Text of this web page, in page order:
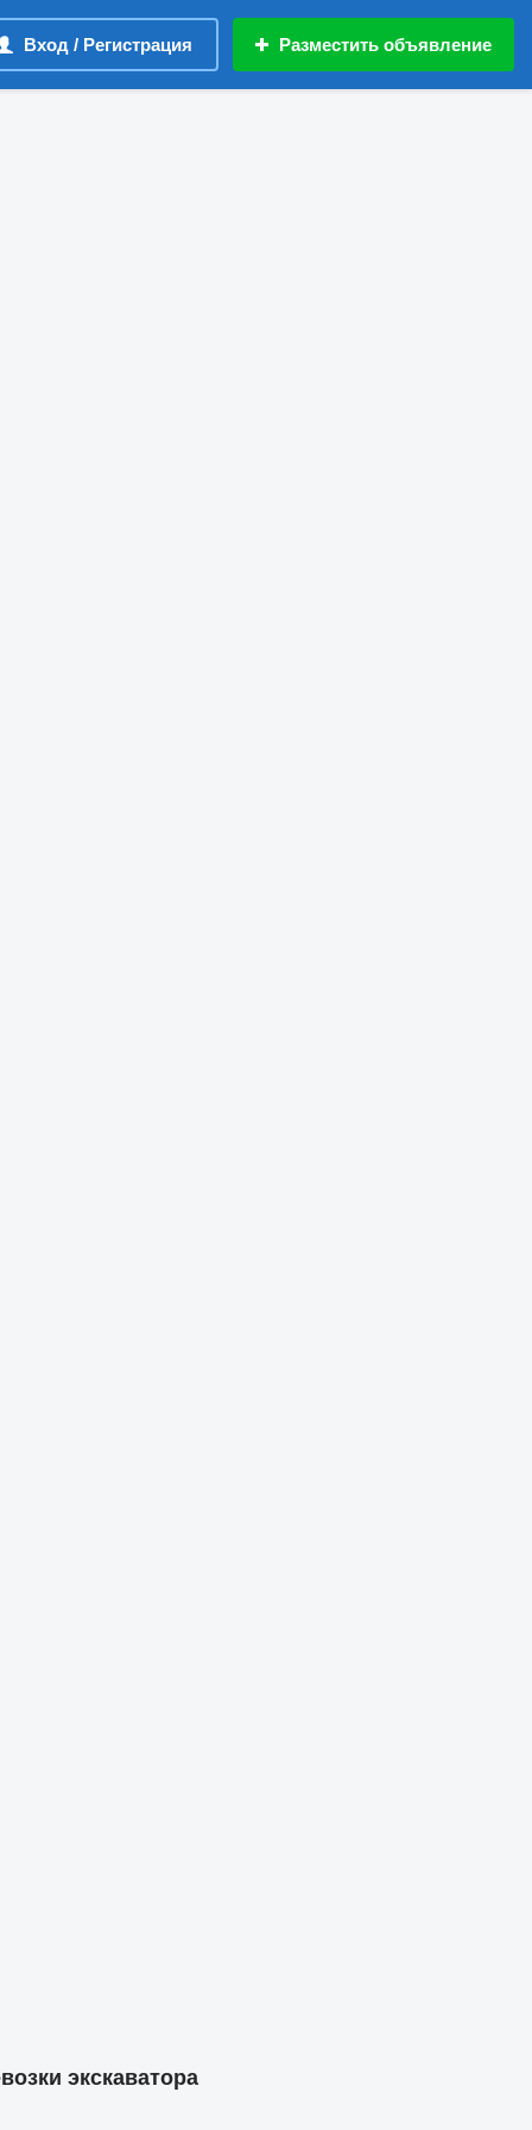
Вход / Регистрация Разместить объявление
экскаватора